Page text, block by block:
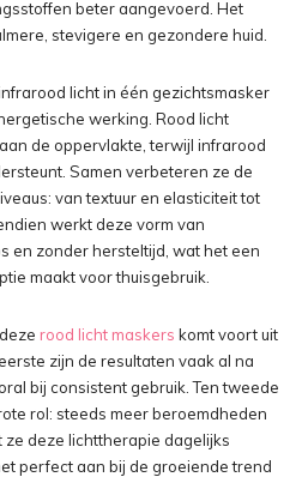
beter aangevoerd. Het
stevigere en gezondere huid.
licht in één gezichtsmasker
werking. Rood licht
de oppervlakte, terwijl infrarood
Samen verbeteren ze de
van textuur en elasticiteit tot
werkt deze vorm van
en zonder hersteltijd, wat het een
maakt voor thuisgebruik.
rood licht maskers komt voort uit
zijn de resultaten vaak al na
bij consistent gebruik. Ten tweede
rol: steeds meer beroemdheden
deze lichttherapie dagelijks
perfect aan bij de groeiende trend